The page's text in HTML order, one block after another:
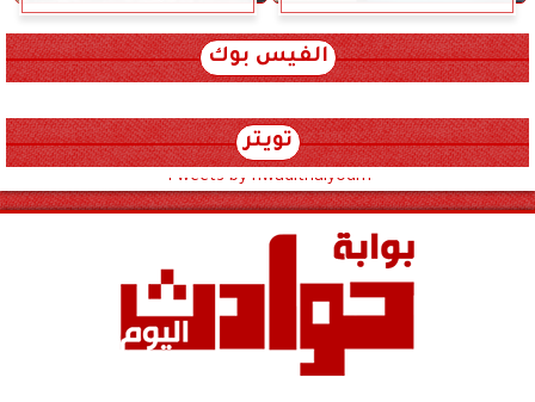
الفيس بوك
تويتر
Tweets by hwadithalyoum